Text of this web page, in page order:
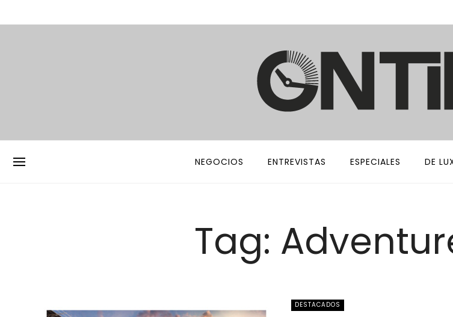
NEGOCIOS ENTREVISTAS ESPECIALES DE
Tag:
DESTACADOS